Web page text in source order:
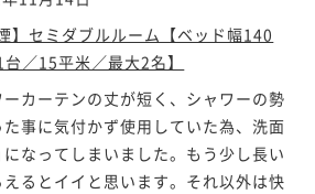
煙】セミダブルルーム【ベッド幅140
／15平米／最大2名】
カーテンの丈が短く、シャワーの勢
事に気付かず使用していた為、洗面
なってしまいました。もう少し長い
るとイイと思います。それ以外は快